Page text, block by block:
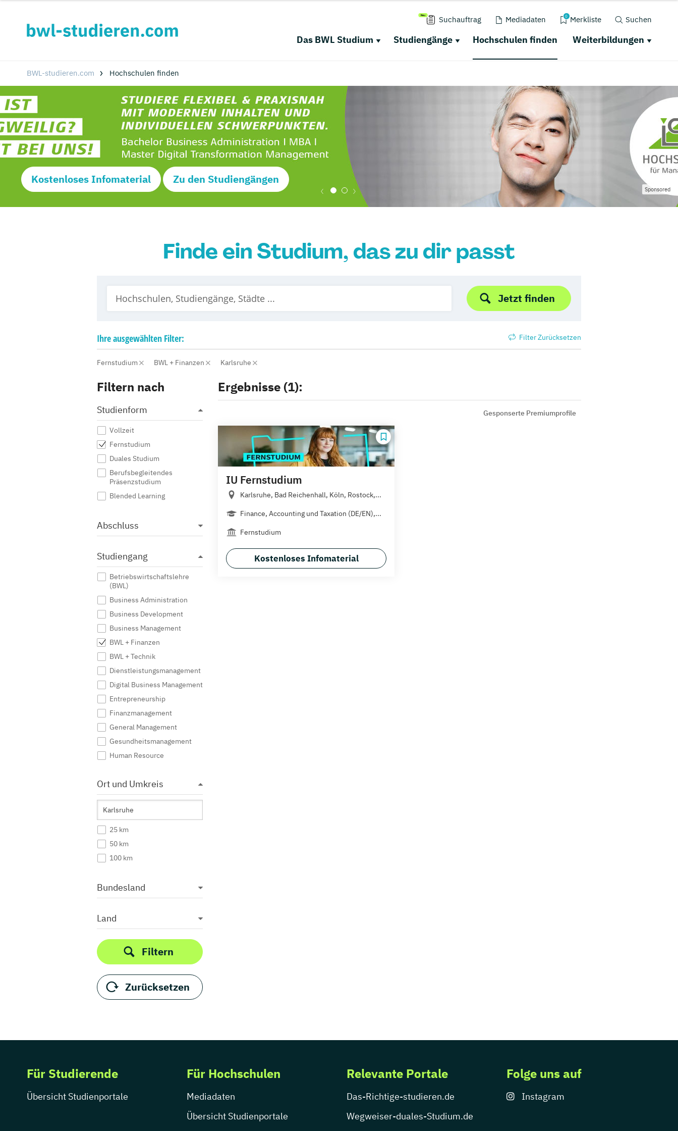
Suchauftrag Mediadaten 0 Merkliste Suchen
Das BWL Studium Studiengänge Hochschulen finden Weiterbildungen
BWL-studieren.com Hochschulen finden
Kostenloses Infomaterial Zu den Studiengängen
Sponsored
Finde ein Studium, das zu dir passt
Jetzt finden
Ihreausgewählten Filter: Filter Zurücksetzen
Fernstudium BWL + Finanzen Karlsruhe
Filtern nach
Studienform
Vollzeit
Fernstudium
Duales Studium
Berufsbegleitendes
Präsenzstudium
Blended Learning
Abschluss
Studiengang
Betriebswirtschaftslehre
(BWL)
Business Administration
Business Development
Business Management
BWL + Finanzen
BWL + Technik
Dienstleistungsmanagement
Digital Business Management
Entrepreneurship
Finanzmanagement
General Management
Gesundheitsmanagement
Human Resource
Industrial Management
International Business
International Management
Katastrophenmanagement
Management
Marketing
Nachhaltigkeitsmanagement
Ökonomie
Unternehmensführung
Volkswirtschaftslehre
Wirtschaftswissenschaften
Ort und Umkreis
25 km
50 km
100 km
Bundesland
Land
Filtern
Zurücksetzen
Ergebnisse (1):
Gesponserte Premiumprofile
IU Fernstudium
Karlsruhe, Bad Reichenhall, Köln, Rostock,...
Finance, Accounting und Taxation (DE/EN),...
Fernstudium
Kostenloses Infomaterial
Für Studierende
Übersicht Studienportale
Für Hochschulen
Mediadaten
Übersicht Studienportale
Relevante Portale
Das-Richtige-studieren.de
Wegweiser-duales-Studium.de
Folge uns auf
Instagram